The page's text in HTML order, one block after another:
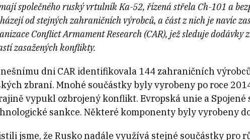
společného ruský vrtulník Ka-52, řízená střela Ch-101 a
od stejných zahraničních výrobců, a část z nich je navíc
Conflict Armament Research (CAR), jež sleduje
zasažených konflikty.
dni CAR identifikovala 144 zahraničních
zbraní. Mnohé součástky byly vyrobeny po roce
vypukl ozbrojený konflikt. Evropská unie a
sankce. Některé komponenty byly vyrobeny
jsme, že Rusko nadále využívá stejné součástky pro